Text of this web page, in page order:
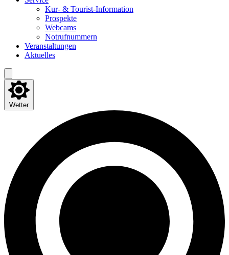
Kur- & Tourist-Information
Pro­spek­te
Web­cams
Not­ruf­num­mern
Ver­an­stal­tun­gen
Aktu­el­les
Wetter